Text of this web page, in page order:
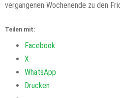
vergangenen Wochenende zu den
Teilen mit:
Facebook
X
WhatsApp
Drucken